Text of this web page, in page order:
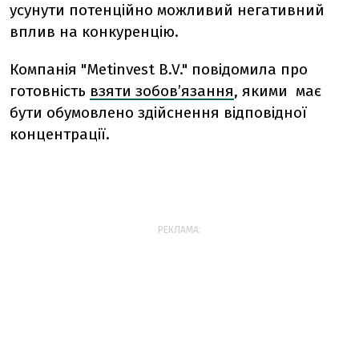
усунути потенційно можливий негативний
вплив на конкуренцію.
Компанія "Metinvest B.V." повідомила про
готовність взяти зобов’язання, якими має
бути обумовлено здійснення відповідної
концентрації.
РЕКЛАМА: